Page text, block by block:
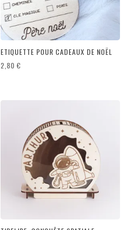
ETIQUETTE POUR CADEAUX DE NOËL
2,80€